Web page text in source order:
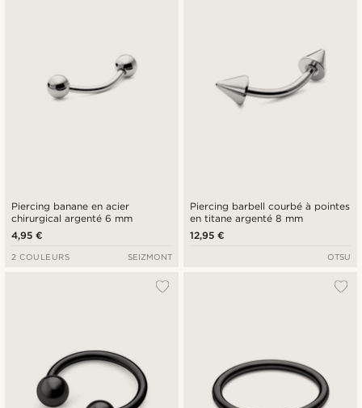
Piercing banane en acier
chirurgical argenté 6 mm
4,95 €
2 COULEURS SEIZMONT
Piercing barbell courbé à pointes
en titane argenté 8 mm
12,95 €
OTSU